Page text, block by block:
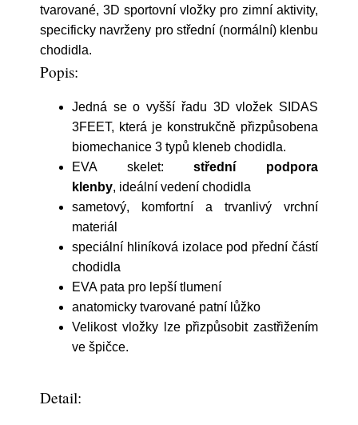
tvarované, 3D sportovní vložky pro zimní aktivity,
specificky navrženy pro střední (normální) klenbu
chodidla.
Popis:
Jedná se o vyšší řadu 3D vložek SIDAS
3FEET, která je konstrukčně přizpůsobena
biomechanice 3 typů kleneb chodidla.
EVA skelet:střední podpora
klenby, ideální vedení chodidla
sametový, komfortní a trvanlivý vrchní
materiál
speciální hliníková izolace pod přední částí
chodidla
EVA pata pro lepší tlumení
anatomicky tvarované patní lůžko
Velikost vložky lze přizpůsobit zastřižením
ve špičce.
Detail: